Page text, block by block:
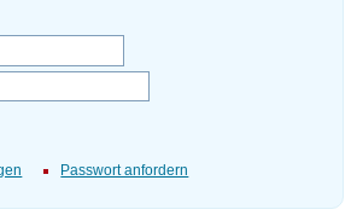
Passwort anfordern